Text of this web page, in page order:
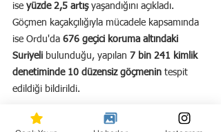
ise yüzde 2,5 artış yaşandığını açıkladı.
Göçmen kaçakçılığıyla mücadele kapsamında
ise Ordu'da 676 geçici koruma altındaki
Suriyeli bulunduğu, yapılan 7 bin 241 kimlik
denetiminde 10 düzensiz göçmenin tespit
edildiği bildirildi.